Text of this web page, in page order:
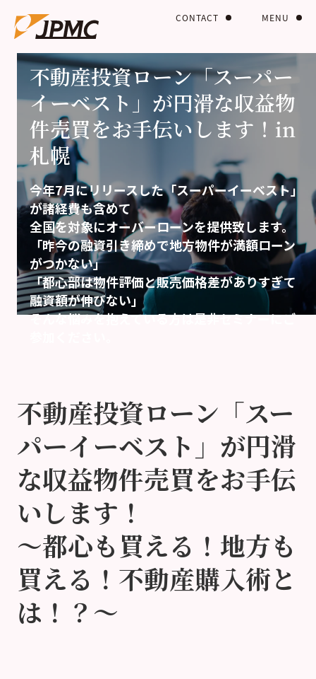
MENU
CONTACT
オーナー向け
不動産投資ローン「スーパー
イーベスト」が円滑な収益物
件売買をお手伝いします！in
札幌
今年7月にリリースした「スーパーイーベスト」
が諸経費も含めて
全国を対象にオーバーローンを提供致します。
「昨今の融資引き締めで地方物件が満額ローン
がつかない」
「都心部は物件評価と販売価格差がありすぎて
融資額が伸びない」
そんな悩みを抱えている方は是非セミナーにご
不動産投資ローン「スー
パーイーベスト」が円滑
な収益物件売買をお手伝
いします！
～都心も買える！地方も
買える！不動産購入術と
は！？～